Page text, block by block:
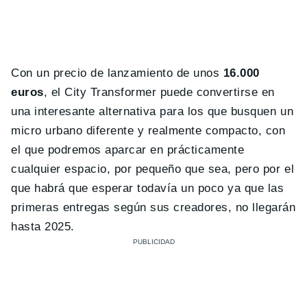
Con un precio de lanzamiento de unos 16.000
euros, el City Transformer puede convertirse en
una interesante alternativa para los que busquen un
micro urbano diferente y realmente compacto, con
el que podremos aparcar en prácticamente
cualquier espacio, por pequeño que sea, pero por el
que habrá que esperar todavía un poco ya que las
primeras entregas según sus creadores, no llegarán
hasta 2025.